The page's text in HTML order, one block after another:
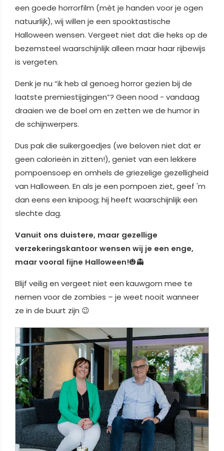
een goede horrorfilm (mèt je handen voor je ogen
natuurlijk), wij willen je een spooktastische
Halloween wensen. Vergeet niet dat die heks op de
bezemsteel waarschijnlijk alleen maar haar rijbewijs
is vergeten.
Denk je nu “ik heb al genoeg horror gezien bij de
laatste premiestijgingen”? Geen nood - vandaag
draaien we de boel om en zetten we de humor in
de schijnwerpers.
Dus pak die suikergoedjes (we beloven niet dat er
geen calorieën in zitten!), geniet van een lekkere
pompoensoep en omhels de griezelige gezelligheid
van Halloween. En als je een pompoen ziet, geef 'm
dan eens een knipoog; hij heeft waarschijnlijk een
slechte dag.
Vanuit ons duistere, maar gezellige
verzekeringskantoor wensen wij je een enge,
maar vooral fijne Halloween!🎃👻
Blijf veilig en vergeet niet een kauwgom mee te
nemen voor de zombies – je weet nooit wanneer
ze in de buurt zijn 😉